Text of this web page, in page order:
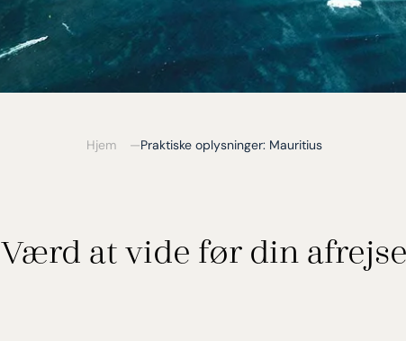
Hjem Praktiske oplysninger: Mauritius
Værd at vide før din